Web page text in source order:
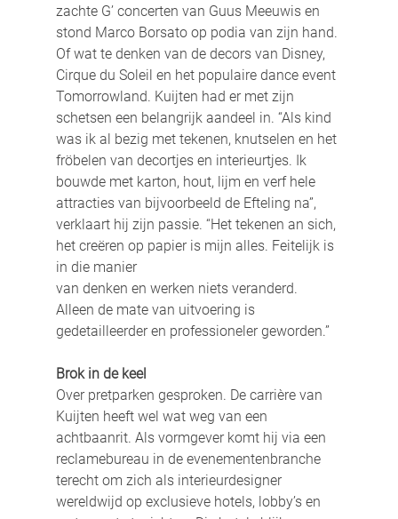
zachte G’ concerten van Guus Meeuwis en
stond Marco Borsato op podia van zijn hand.
Of wat te denken van de decors van Disney,
Cirque du Soleil en het populaire dance event
Tomorrowland. Kuijten had er met zijn
schetsen een belangrijk aandeel in. “Als kind
was ik al bezig met tekenen, knutselen en het
fröbelen van decortjes en interieurtjes. Ik
bouwde met karton, hout, lijm en verf hele
attracties van bijvoorbeeld de Efteling na”,
verklaart hij zijn passie. “Het tekenen an sich,
het creëren op papier is mijn alles. Feitelijk is
in die manier
van denken en werken niets veranderd.
Alleen de mate van uitvoering is
gedetailleerder en professioneler geworden.”
Brok in de keel
Over pretparken gesproken. De carrière van
Kuijten heeft wel wat weg van een
achtbaanrit. Als vormgever komt hij via een
reclamebureau in de evenementenbranche
terecht om zich als interieurdesigner
wereldwijd op exclusieve hotels, lobby’s en